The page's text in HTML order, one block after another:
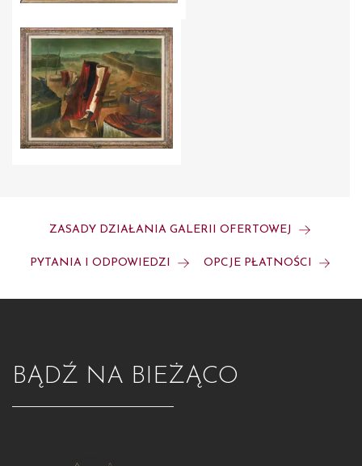
ZASADY DZIAŁANIA GALERII OFERTOWEJ
PYTANIA I ODPOWIEDZI OPCJE PŁATNOŚCI
BĄDŹ NA BIEŻĄCO